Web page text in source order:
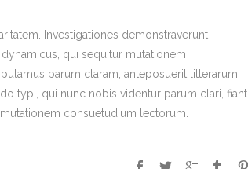
Investigationes demonstraverunt
qui sequitur mutationem
parum claram, anteposuerit litterarum
typi, qui nunc nobis videntur parum clari, fiant
consuetudium lectorum.